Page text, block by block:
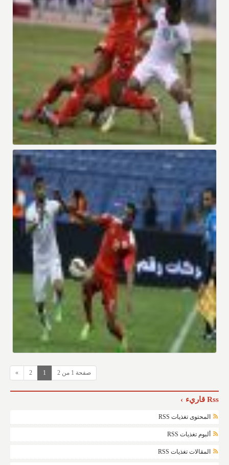
صفحة 1 من 2 1
2
»
Rss قاريء
المحتوى تغذيات RSS
ألبوم تغذيات RSS
المقالات تغذيات RSS